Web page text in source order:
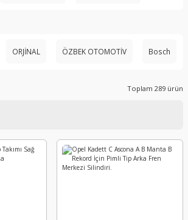
ORJİNAL ÖZBEK OTOMOTİV Bosch
Toplam 289 ürün